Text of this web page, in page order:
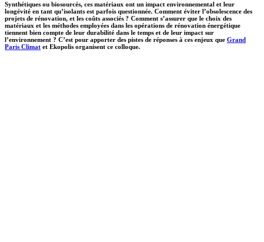
Synthétiques ou biosourcés, ces matériaux ont un impact environnemental et leur
longévité en tant qu’isolants est parfois questionnée. Comment éviter l’obsolescence des
projets de rénovation, et les coûts associés ? Comment s’assurer que le choix des
matériaux et les méthodes employées dans les opérations de rénovation énergétique
tiennent bien compte de leur durabilité dans le temps et de leur impact sur
l’environnement ? C’est pour apporter des pistes de réponses à ces enjeux que Grand
Paris Climat et Ekopolis organisent ce colloque.